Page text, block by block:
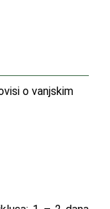
o vanjskim